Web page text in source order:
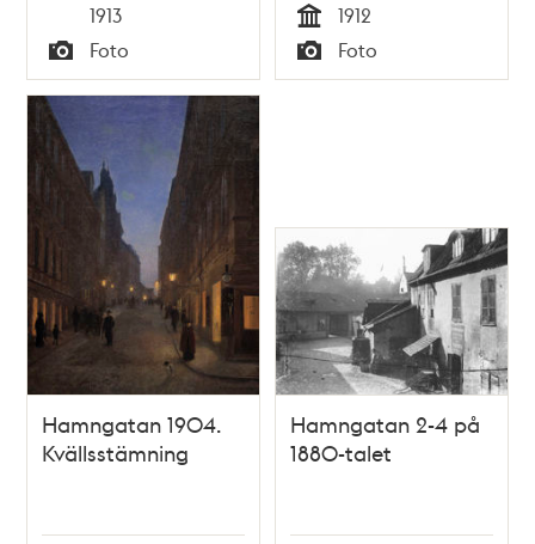
1913
Typ
Foto Tid
1912
Typ
Foto
Hamngatan 1904.
Kvällsstämning
Hamngatan 2-4 på
1880-talet